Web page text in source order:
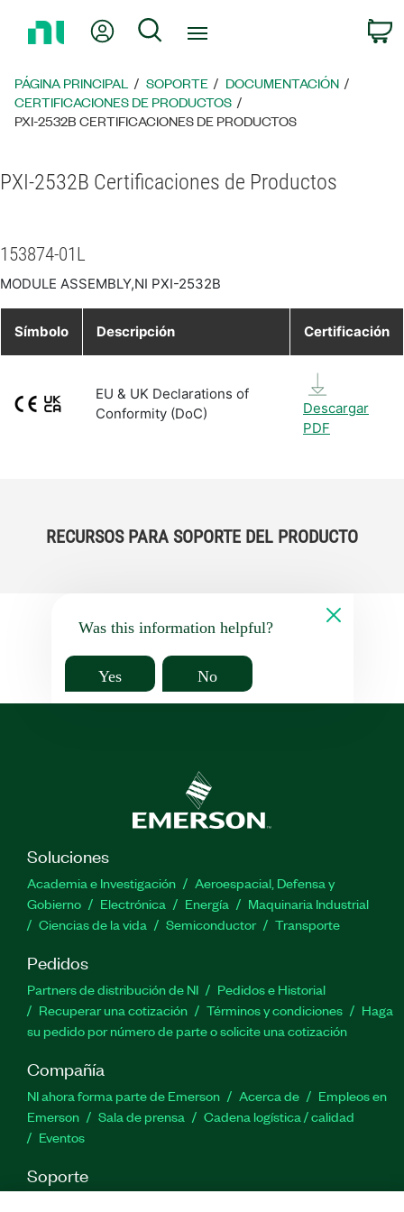
página
principal
Mi cuentaBúsqueda
PÁGINA PRINCIPAL SOPORTE
DOCUMENTACIÓN
CERTIFICACIONES DE PRODUCTOS
PXI-2532B CERTIFICACIONES DE PRODUCTOS
PXI-2532B Certificaciones de Productos
153874-01L
MODULE ASSEMBLY,NI PXI-2532B
Símbolo Descripción Certificación
EU & UK Declarations of
Conformity (DoC)
Descargar
PDF
RECURSOS PARA SOPORTE DEL PRODUCTO
Was this information helpful?
Yes No
Soluciones
Academia e Investigación
Aeroespacial, Defensa y
Gobierno
Electrónica Energía
Maquinaria Industrial
Ciencias de la vida
Semiconductor Transporte
Pedidos
Partners de distribución de NI
Pedidos e Historial
Recuperar una cotización
Términos y condiciones
Haga
su pedido por número de parte o solicite una cotización
Compañía
NI ahora forma parte de Emerson Acerca de
Empleos en
Emerson
Sala de prensa
Cadena logística / calidad
Eventos
Soporte